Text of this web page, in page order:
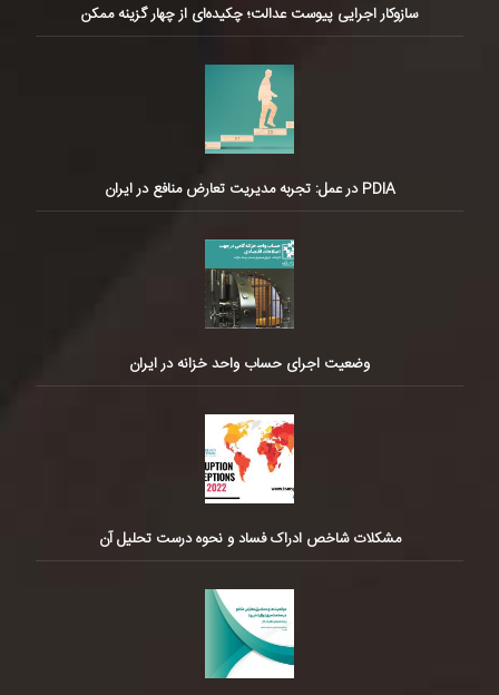
سازوکار اجرایی پیوست عدالت؛ چکیده‌ای از چهار گزینه ممکن
PDIA در عمل: تجربه مدیریت تعارض منافع در ایران
وضعیت اجرای حساب واحد خزانه در ایران
مشکلات شاخص ادراک فساد و نحوه درست تحلیل آن